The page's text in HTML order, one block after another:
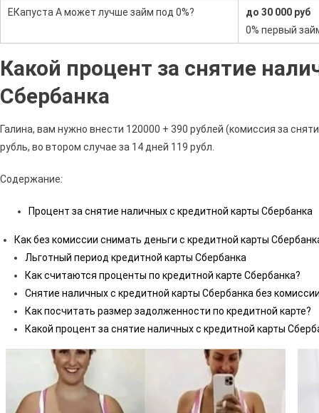
ЕКапуста А может лучше займ под 0%?
до 30 000 руб
0% первый
Какой процент за снятие
Сбербанка
Галина, вам нужно внести 120000 + 390 рублей (комиссия за
рубль, во втором случае за 14 дней 119 рубл.
Содержание:
Процент за снятие наличных с кредитной карты Сбербанка
Как без комиссии снимать деньги с кредитной карты
Льготный период кредитной карты Сбербанка
Как считаются проценты по кредитной карте Сбербанка?
Снятие наличных с кредитной карты Сбербанка без
Как посчитать размер задолженности по кредитной карте?
Какой процент за снятие наличных с кредитной карты